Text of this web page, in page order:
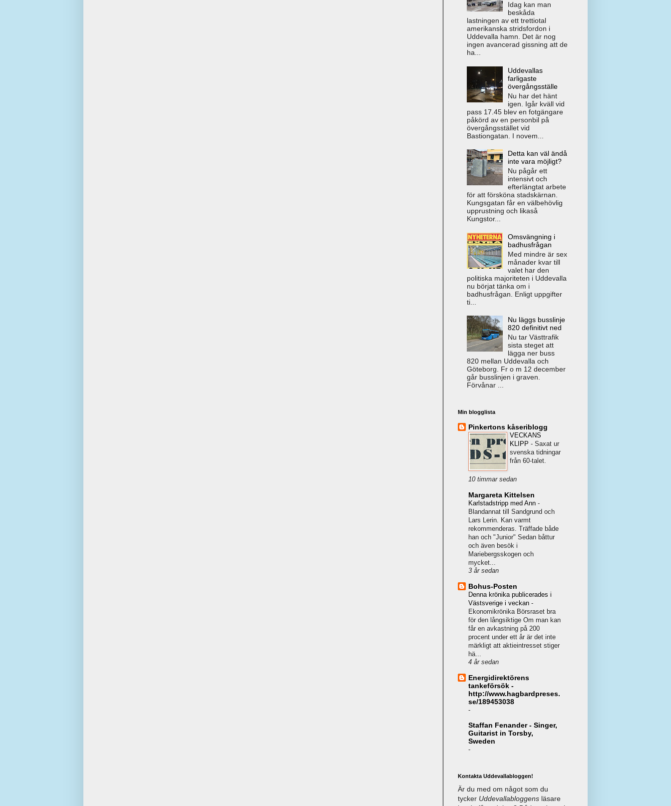
Idag kan man
beskåda
lastningen av ett trettiotal
amerikanska stridsfordon i
Uddevalla hamn. Det är nog
ingen avancerad gissning att de
ha...
Uddevallas
farligaste
övergångsställe
Nu har det hänt
igen. Igår kväll vid
pass 17.45 blev en fotgängare
påkörd av en personbil på
övergångsstället vid
Bastiongatan. I novem...
Detta kan väl ändå
inte vara möjligt?
Nu pågår ett
intensivt och
efterlängtat arbete
för att försköna stadskärnan.
Kungsgatan får en välbehövlig
upprustning och likaså
Kungstor...
Omsvängning i
badhusfrågan
Med mindre är sex
månader kvar till
valet har den
politiska majoriteten i Uddevalla
nu börjat tänka om i
badhusfrågan. Enligt uppgifter
ti...
Nu läggs busslinje
820 definitivt ned
Nu tar Västtrafik
sista steget att
lägga ner buss
820 mellan Uddevalla och
Göteborg. Fr o m 12 december
går busslinjen i graven.
Förvånar ...
Min blogglista
Pinkertons kåseriblogg
VECKANS
KLIPP - Saxat ur
svenska tidningar
från 60-talet.
10 timmar sedan
Margareta Kittelsen
Karlstadstripp med Ann -
Blandannat till Sandgrund och
Lars Lerin. Kan varmt
rekommenderas. Träffade både
han och "Junior" Sedan båttur
och även besök i
Mariebergsskogen och
mycket...
3 år sedan
Bohus-Posten
Denna krönika publicerades i
Västsverige i veckan -
Ekonomikrönika Börsraset bra
för den långsiktige Om man kan
får en avkastning på 200
procent under ett år är det inte
märkligt att aktieintresset stiger
hä...
4 år sedan
Energidirektörens
tankeförsök -
http://www.hagbardpreses.
se/189453038
-
Staffan Fenander - Singer,
Guitarist in Torsby,
Sweden
-
Kontakta Uddevallabloggen!
Är du med om något som du
tycker Uddevallabloggens läsare